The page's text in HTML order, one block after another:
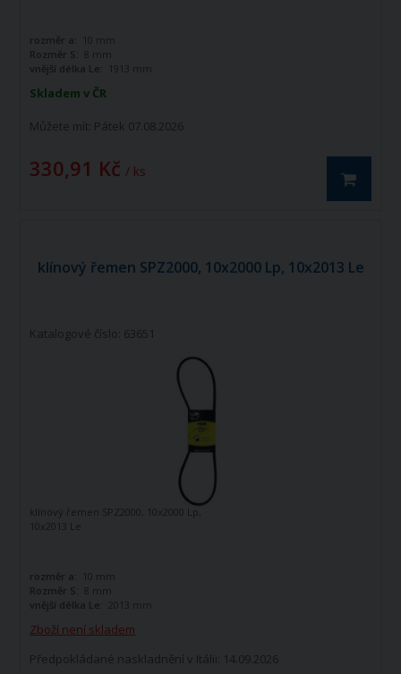
Skladem v ČR
Můžete mít: Pátek 07.08.2026
330,91 Kč / ks
rozměr a:
10 mm
Rozměr S:
8 mm
vnější délka Le:
1913 mm
klínový řemen SPZ2000, 10x2000 Lp, 10x2013 Le
Katalogové číslo: 63651
Zboží není skladem
Předpokládané naskladnění v Itálii: 14.09.2026
klínový řemen SPZ2000, 10x2000 Lp,
10x2013 Le
rozměr a:
10 mm
Rozměr S:
8 mm
vnější délka Le:
2013 mm